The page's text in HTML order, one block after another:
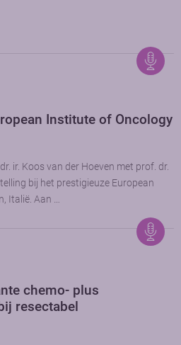
Institute of Oncology
ir. Koos van der Hoeven met prof. dr.
bij het prestigieuze European
Italië. Aan …
chemo- plus
resectabel